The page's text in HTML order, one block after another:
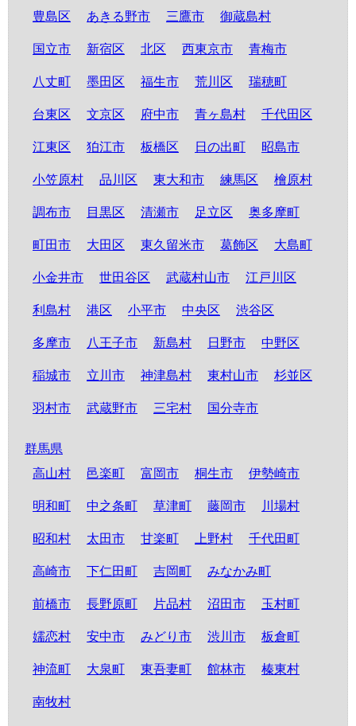
豊島区
あきる野市 三鷹市 御蔵島村
国立市 新宿区 北区 西東京市 青梅市
八丈町 墨田区 福生市 荒川区 瑞穂町
台東区 文京区 府中市 青ヶ島村 千代田区
江東区 狛江市 板橋区 日の出町 昭島市
小笠原村 品川区 東大和市 練馬区 檜原村
調布市 目黒区 清瀬市 足立区 奥多摩町
町田市 大田区 東久留米市 葛飾区 大島町
小金井市 世田谷区 武蔵村山市 江戸川区
利島村 港区 小平市 中央区 渋谷区
多摩市 八王子市 新島村 日野市 中野区
稲城市 立川市 神津島村 東村山市 杉並区
羽村市 武蔵野市 三宅村 国分寺市
群馬県
高山村
邑楽町 富岡市 桐生市 伊勢崎市
明和町 中之条町 草津町 藤岡市 川場村
昭和村 太田市 甘楽町 上野村 千代田町
高崎市 下仁田町 吉岡町 みなかみ町
前橋市 長野原町 片品村 沼田市 玉村町
嬬恋村 安中市 みどり市 渋川市 板倉町
神流町 大泉町 東吾妻町 館林市 榛東村
南牧村